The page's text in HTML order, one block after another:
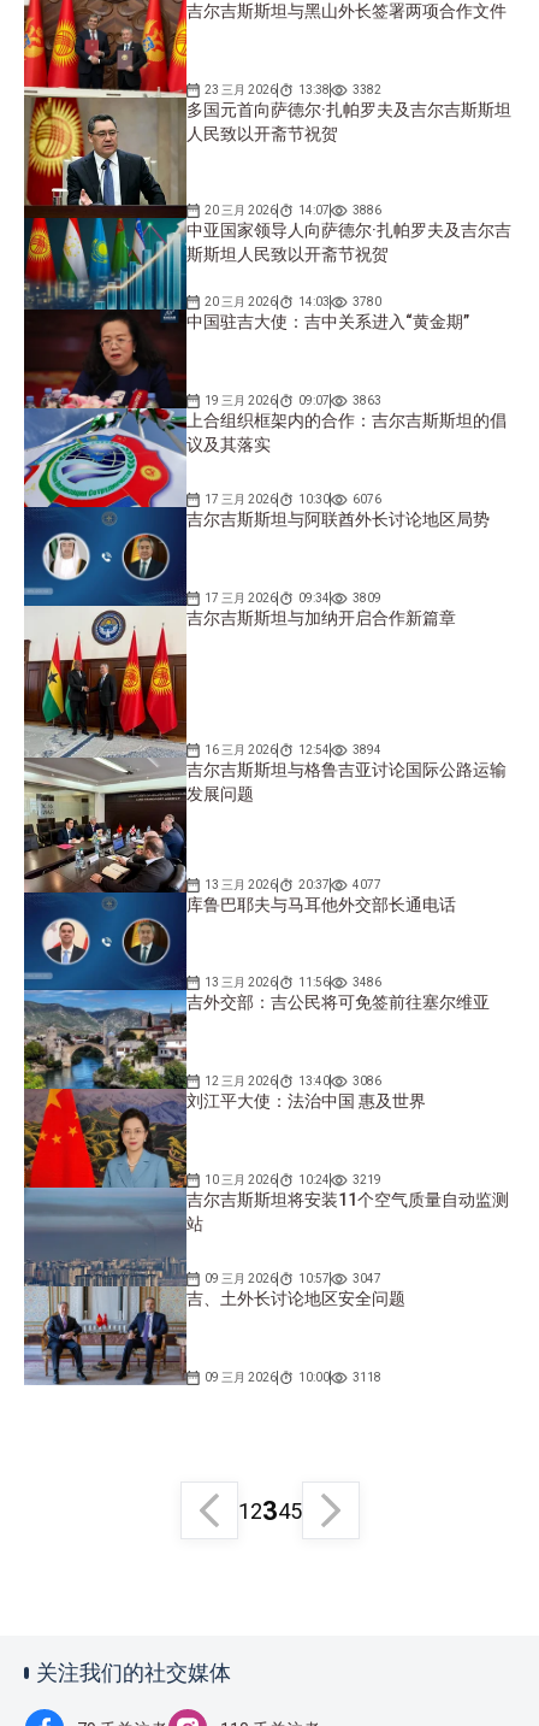
吉尔吉斯斯坦与黑山外长签署两项合作文件
23 三月 2026 13:38 3382
多国元首向萨德尔·扎帕罗夫及吉尔吉斯斯坦
人民致以开斋节祝贺
20 三月 2026 14:07 3886
中亚国家领导人向萨德尔·扎帕罗夫及吉尔吉
斯斯坦人民致以开斋节祝贺
20 三月 2026 14:03 3780
中国驻吉大使：吉中关系进入“黄金期”
19 三月 2026 09:07 3863
上合组织框架内的合作：吉尔吉斯斯坦的倡
议及其落实
17 三月 2026 10:30 6076
吉尔吉斯斯坦与阿联酋外长讨论地区局势
17 三月 2026 09:34 3809
吉尔吉斯斯坦与加纳开启合作新篇章
16 三月 2026 12:54 3894
吉尔吉斯斯坦与格鲁吉亚讨论国际公路运输
发展问题
13 三月 2026 20:37 4077
库鲁巴耶夫与马耳他外交部长通电话
13 三月 2026 11:56 3486
吉外交部：吉公民将可免签前往塞尔维亚
12 三月 2026 13:40 3086
刘江平大使：法治中国 惠及世界
10 三月 2026 10:24 3219
吉尔吉斯斯坦将安装11个空气质量自动监测
站
09 三月 2026 10:57 3047
吉、土外长讨论地区安全问题
09 三月 2026 10:00 3118
12345
关注我们的社交媒体